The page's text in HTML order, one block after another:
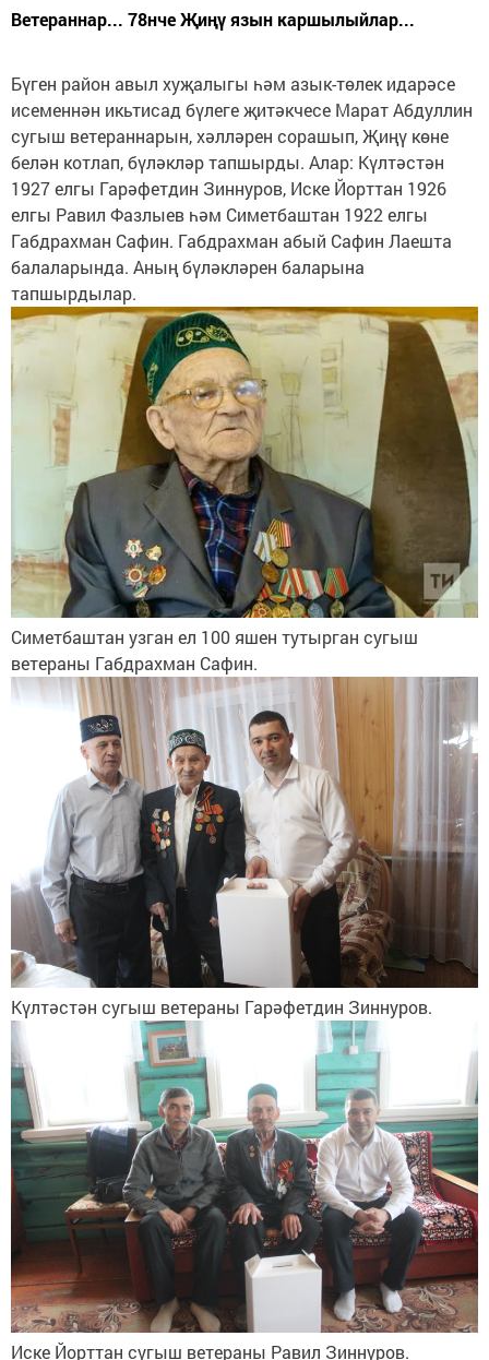
Ветераннар... 78нче Җиңү язын каршылыйлар...
Бүген район авыл хуҗалыгы һәм азык-төлек идарәсе
исеменнән икьтисад бүлеге җитәкчесе Марат Абдуллин
сугыш ветераннарын, хәлләрен сорашып, Җиңү көне
белән котлап, бүләкләр тапшырды. Алар: Күлтәстән
1927 елгы Гарәфетдин Зиннуров, Иске Йорттан 1926
елгы Равил Фазлыев һәм Симетбаштан 1922 елгы
Габдрахман Сафин. Габдрахман абый Сафин Лаешта
балаларында. Аның бүләкләрен баларына
тапшырдылар.
Симетбаштан узган ел 100 яшен тутырган сугыш
ветераны Габдрахман Сафин.
Күлтәстән сугыш ветераны Гарәфетдин Зиннуров.
Иске Йорттан сугыш ветераны Равил Зиннуров.